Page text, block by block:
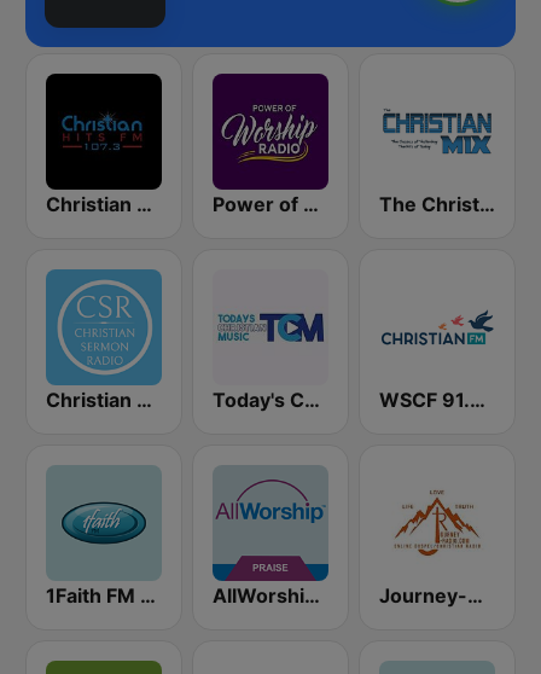
Christian Hits FM Power of Worship Radio The Christian Mix
Christian Sermon Radio Today's Christian Music WSCF 91.9 Christian FM
1Faith FM - Christian Worship AllWorship Praise & Worship Journey-Radio Christian